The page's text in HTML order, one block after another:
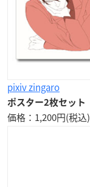
pixiv zingaro
ポスター2枚セット
価格：1,200円(税込)